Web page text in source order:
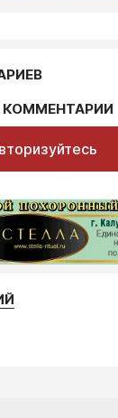
КОММЕНТАРИИ